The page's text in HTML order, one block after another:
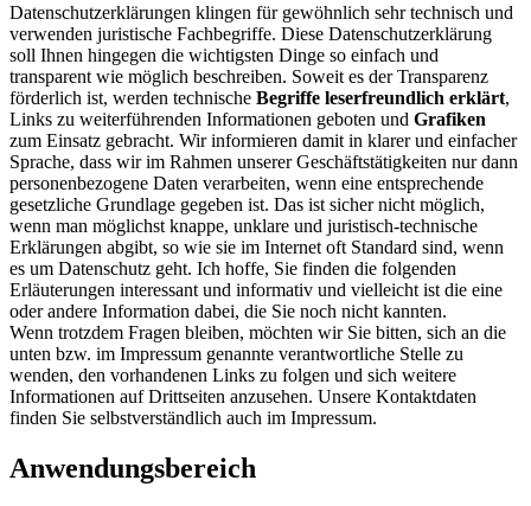
Datenschutzerklärungen klingen für gewöhnlich sehr technisch und
verwenden juristische Fachbegriffe. Diese Datenschutzerklärung
soll Ihnen hingegen die wichtigsten Dinge so einfach und
transparent wie möglich beschreiben. Soweit es der Transparenz
förderlich ist, werden technische Begriffe leserfreundlich erklärt,
Links zu weiterführenden Informationen geboten und Grafiken
zum Einsatz gebracht. Wir informieren damit in klarer und einfacher
Sprache, dass wir im Rahmen unserer Geschäftstätigkeiten nur dann
personenbezogene Daten verarbeiten, wenn eine entsprechende
gesetzliche Grundlage gegeben ist. Das ist sicher nicht möglich,
wenn man möglichst knappe, unklare und juristisch-technische
Erklärungen abgibt, so wie sie im Internet oft Standard sind, wenn
es um Datenschutz geht. Ich hoffe, Sie finden die folgenden
Erläuterungen interessant und informativ und vielleicht ist die eine
oder andere Information dabei, die Sie noch nicht kannten.
Wenn trotzdem Fragen bleiben, möchten wir Sie bitten, sich an die
unten bzw. im Impressum genannte verantwortliche Stelle zu
wenden, den vorhandenen Links zu folgen und sich weitere
Informationen auf Drittseiten anzusehen. Unsere Kontaktdaten
finden Sie selbstverständlich auch im Impressum.
Anwendungsbereich